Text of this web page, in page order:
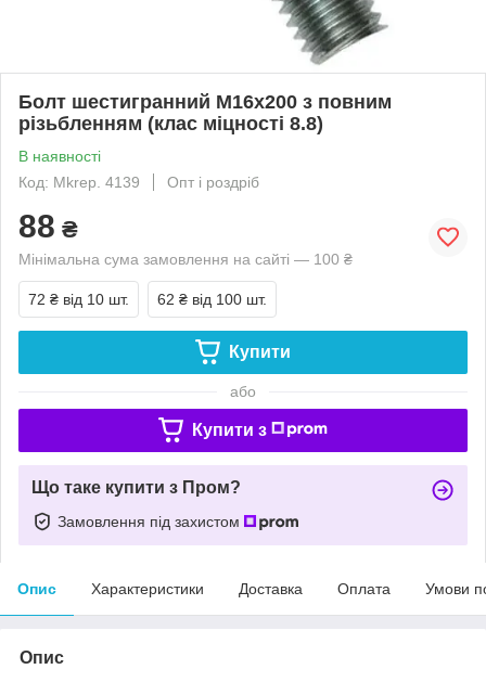
Болт шестигранний М16х200 з повним
різьбленням (клас міцності 8.8)
В наявності
Код: Mkrep. 4139
Опт і роздріб
88 ₴
Мінімальна сума замовлення на сайті — 100 ₴
72 ₴ від 10 шт. 62 ₴ від 100 шт.
Купити
або
Купити з
Що таке купити з Пром?
Замовлення під захистом
Опис Характеристики Доставка Оплата Умови
Опис